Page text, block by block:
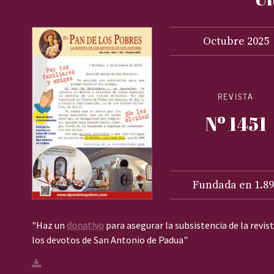
Octubre 2025
REVISTA
Nº 1451
Fundada en
"Haz un donativo para asegurar la subsistencia de la
los devotos de San Antonio de Padua"